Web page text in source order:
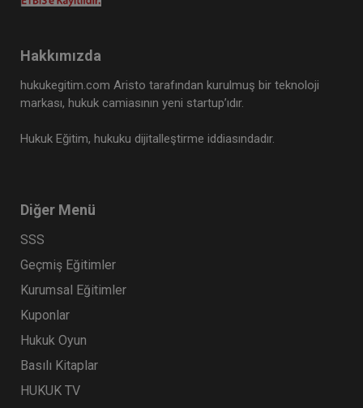
Tüketici Hukuku Enstitüsü
Kongresi - V. Oturum
360 TL
Tüketici Hukuku Enstitüsü
Hakkımızda
hukukegitim.com Aristo tarafından kurulmuş bir teknoloji
markası, hukuk camiasının yeni startup’ıdır.
Hukuk Eğitim, hukuku dijitalleştirme iddiasındadır.
Diğer Menü
SSS
Geçmiş Eğitimler
Kurumsal Eğitimler
Kuponlar
Hukuk Oyun
Basılı Kitaplar
HUKUK TV